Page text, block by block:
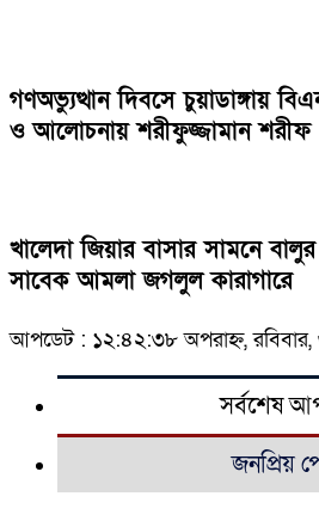
গণঅভ্যুত্থান দিবসে চুয়াডাঙ্গায়
ও আলোচনায় শরীফুজ্জামান শরীফ
খালেদা জিয়ার বাসার সামনে
সাবেক আমলা জগলুল কারাগারে
আপডেট : ১২:৪২:৩৮ অপরাহ্ন, রবিবার,
সর্বশেষ
জনপ্রিয়